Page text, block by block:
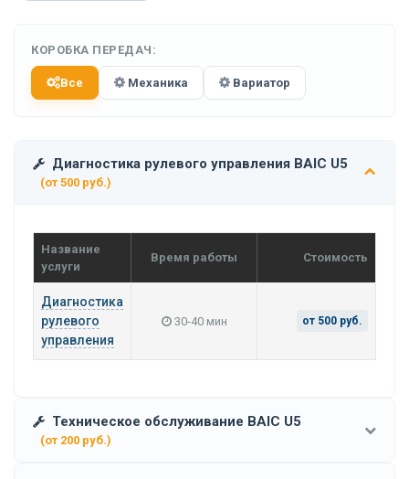
КОРОБКА ПЕРЕДАЧ:
Все Механика Вариатор
Диагностика рулевого управления BAIC U5
(от 500 руб.)
Название
услуги
Время работы Стоимость
Диагностика
рулевого
управления
30-40 мин от 500 руб.
Техническое обслуживание BAIC U5
(от 200 руб.)